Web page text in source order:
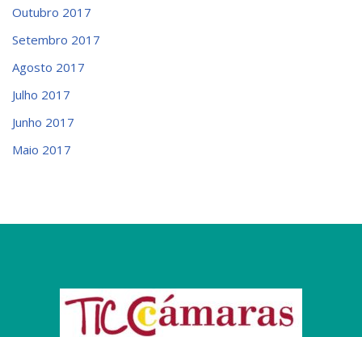
Outubro 2017
Setembro 2017
Agosto 2017
Julho 2017
Junho 2017
Maio 2017